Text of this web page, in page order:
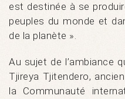
est destinée à se
peuples du monde et
de la planète ».
Au sujet de l’ambiance
Tjireya Tjitendero,
la Communauté